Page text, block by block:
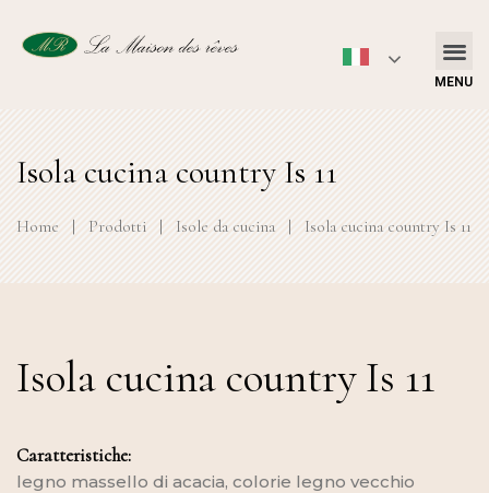
MENU
Isola cucina country Is 11
Home | Prodotti | Isole da cucina | Isola cucina country Is 11
Isola cucina country Is 11
Caratteristiche:
legno massello di acacia, colorie legno vecchio